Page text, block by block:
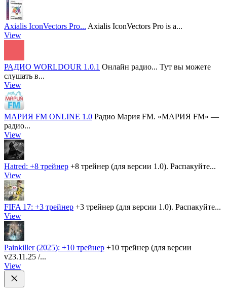
Axialis IconVectors Pro... Axialis IconVectors Pro is a...
View
РАДИО WORLDOUR 1.0.1 Онлайн радио... Тут вы можете
слушать в...
View
МАРИЯ FM ONLINE 1.0 Радио Мария FM. «МАРИЯ FM» —
радио...
View
Hatred: +8 трейнер +8 трейнер (для версии 1.0). Распакуйте...
View
FIFA 17: +3 трейнер +3 трейнер (для версии 1.0). Распакуйте...
View
Painkiller (2025): +10 трейнер +10 трейнер (для версии
v23.11.25 /...
View